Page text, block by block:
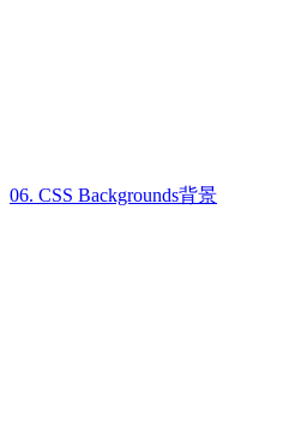
06. CSS Backgrounds背景